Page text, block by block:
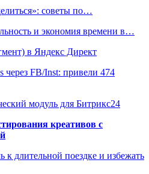
советы по…
и экономия времени в…
в Яндекс Директ
через FB/Inst: привели 474
модуль для Битрикс24
креативов с
к длительной поездке и избежать